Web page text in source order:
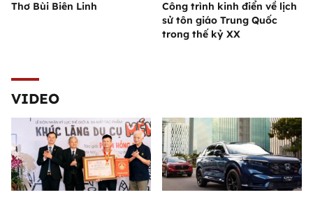
Thơ Bùi Biên Linh
Công trình kinh điển về lịch
sử tôn giáo Trung Quốc
trong thế kỷ XX
VIDEO